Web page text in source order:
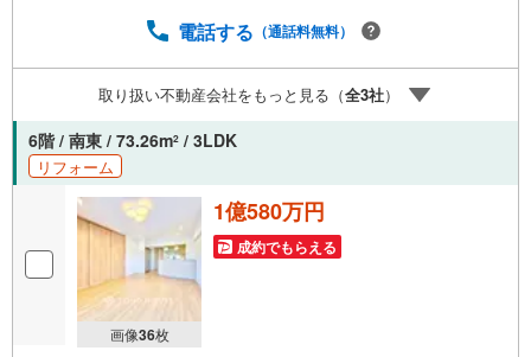
見ると管理体制の良さが伺えます。お部屋は新規内装リノ
なの？■分からない事、何でもご相談下さい。■随時！内覧
可能です！■平日・土日・祝祭日…日程・時間はいつでも調
整可能。ご指定の場所にお車でお迎えに上がります。■不動
産購入のご相談も随時開催中！■ ○住宅ローンのご相談
○買換えのご相談 ○ご自宅査定のご相談 ○弊社買取も行
っております！
電話する （通話料無料）
取り扱い不動産会社をもっと見る（全3社）
6階 / 南東 / 73.26m2 / 3LDK
リフォーム
画像36枚
1億580万円
成約でもらえる